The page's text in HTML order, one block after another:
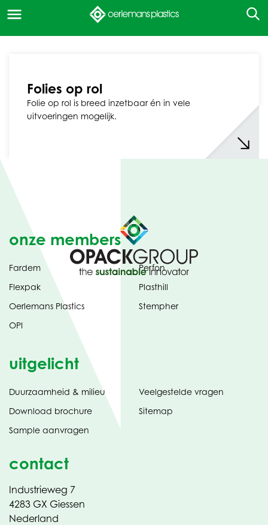
Folies op rol
Folie op rol is breed inzetbaar én in vele
uitvoeringen mogelijk.
onze members
Fardem
Flexpak
Oerlemans Plastics
OPI
Perfon
Plasthill
Stempher
uitgelicht
Duurzaamheid & milieu
Download brochure(opent
tabblad)
Sample aanvragen
Veelgestelde vragen
Sitemap
contact
Industrieweg 7
4283 GX Giessen
Nederland